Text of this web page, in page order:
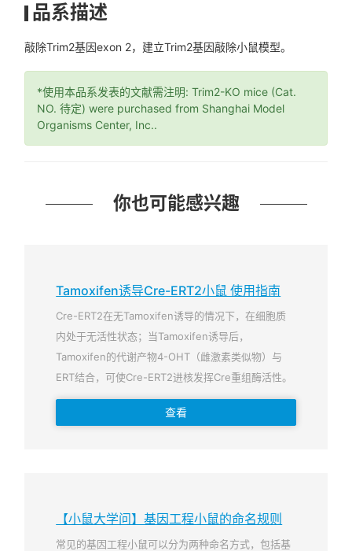
品系描述
敲除Trim2基因exon 2，建立Trim2基因敲除小鼠模型。
*使用本品系发表的文献需注明: Trim2-KO mice (Cat.
NO. 待定) were purchased from Shanghai Model
Organisms Center, Inc..
你也可能感兴趣
Tamoxifen诱导Cre-ERT2小鼠 使用指南
Cre-ERT2在无Tamoxifen诱导的情况下，在细胞质
内处于无活性状态；当Tamoxifen诱导后，
Tamoxifen的代谢产物4-OHT（雌激素类似物）与
ERT结合，可使Cre-ERT2进核发挥Cre重组酶活性。
查看
【小鼠大学问】基因工程小鼠的命名规则
常见的基因工程小鼠可以分为两种命名方式，包括基